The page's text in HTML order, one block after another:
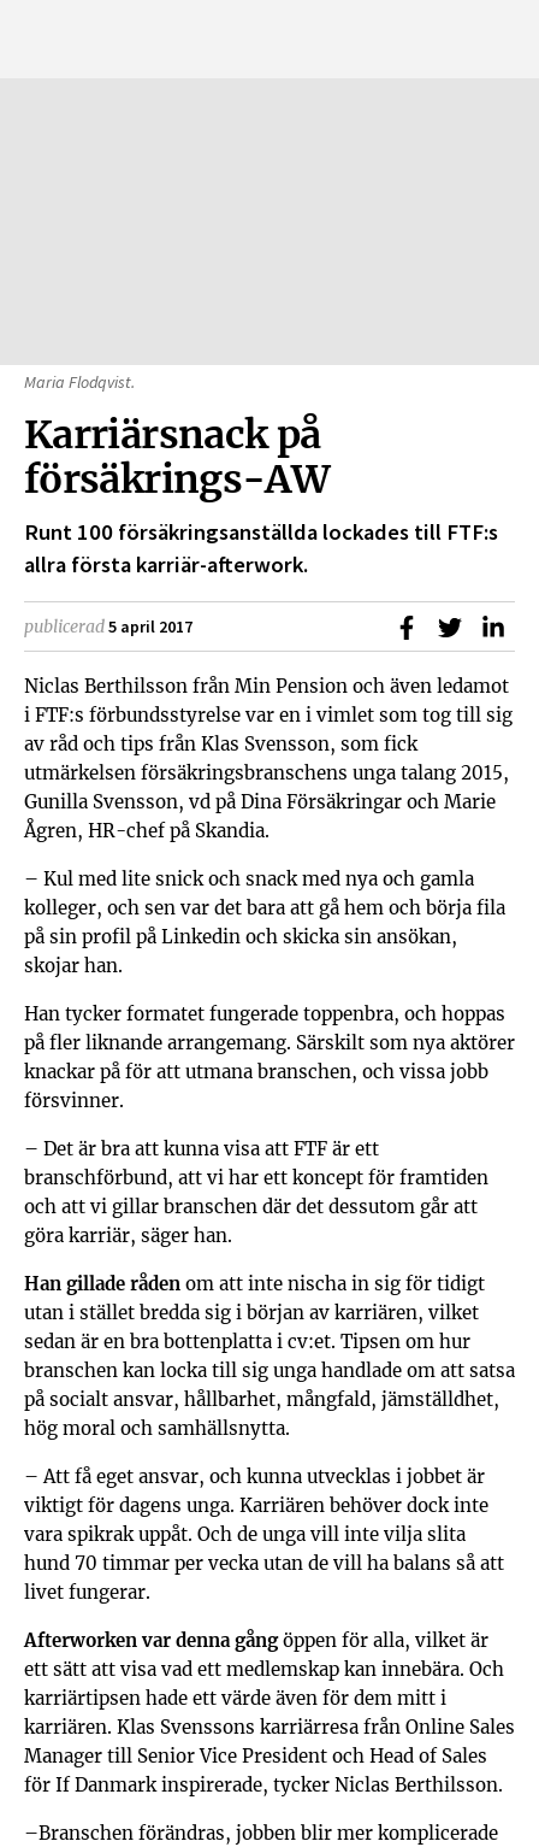
Maria Flodqvist.
Karriärsnack på
försäkrings-AW
Runt 100 försäkringsanställda lockades till FTF:s
allra första karriär-afterwork.
publicerad5 april 2017 Dela påDela på
Niclas Berthilsson från Min Pension och även ledamot
i FTF:s förbundsstyrelse var en i vimlet som tog till sig
av råd och tips från Klas Svensson, som fick
utmärkelsen försäkringsbranschens unga talang 2015,
Gunilla Svensson, vd på Dina Försäkringar och Marie
Ågren, HR-chef på Skandia.
– Kul med lite snick och snack med nya och gamla
kolleger, och sen var det bara att gå hem och börja fila
på sin profil på Linkedin och skicka sin ansökan,
skojar han.
Han tycker formatet fungerade toppenbra, och hoppas
på fler liknande arrangemang. Särskilt som nya aktörer
knackar på för att utmana branschen, och vissa jobb
försvinner.
– Det är bra att kunna visa att FTF är ett
branschförbund, att vi har ett koncept för framtiden
och att vi gillar branschen där det dessutom går att
göra karriär, säger han.
Han gillade råden om att inte nischa in sig för tidigt
utan i stället bredda sig i början av karriären, vilket
sedan är en bra bottenplatta i cv:et. Tipsen om hur
branschen kan locka till sig unga handlade om att satsa
på socialt ansvar, hållbarhet, mångfald, jämställdhet,
hög moral och samhällsnytta.
– Att få eget ansvar, och kunna utvecklas i jobbet är
viktigt för dagens unga. Karriären behöver dock inte
vara spikrak uppåt. Och de unga vill inte vilja slita
hund 70 timmar per vecka utan de vill ha balans så att
livet fungerar.
Afterworken var denna gångöppen för alla, vilket är
ett sätt att visa vad ett medlemskap kan innebära. Och
karriärtipsen hade ett värde även för dem mitt i
karriären. Klas Svenssons karriärresa från Online Sales
Manager till Senior Vice President och Head of Sales
för If Danmark inspirerade, tycker Niclas Berthilsson.
–Branschen förändras, jobben blir mer komplicerade